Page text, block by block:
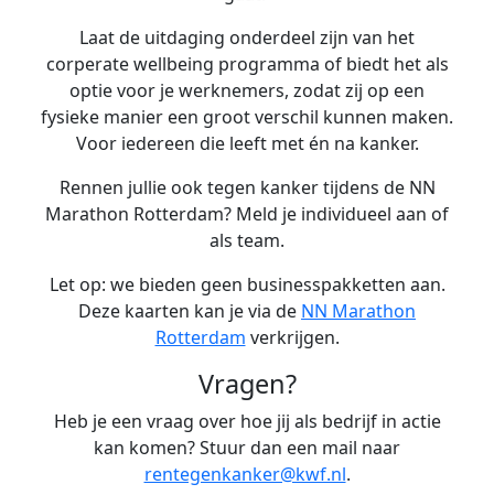
Laat de uitdaging onderdeel zijn van het
corperate wellbeing programma of biedt het als
optie voor je werknemers, zodat zij op een
fysieke manier een groot verschil kunnen maken.
Voor iedereen die leeft met én na kanker.
Rennen jullie ook tegen kanker tijdens de NN
Marathon Rotterdam? Meld je individueel aan of
als team.
Let op: we bieden geen businesspakketten aan.
Deze kaarten kan je via de NN Marathon
Rotterdam verkrijgen.
Vragen?
Heb je een vraag over hoe jij als bedrijf in actie
kan komen? Stuur dan een mail naar
rentegenkanker@kwf.nl.